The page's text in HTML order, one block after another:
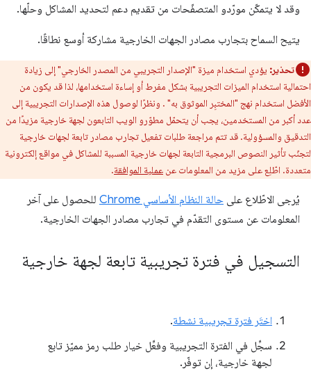
وقد لا يتمكّن مورّدو المتصفّحات من تقديم دعم لتحديد المشاكل وحلّها.
يتيح السماح بتجارب مصادر الجهات الخارجية مشاركة أوسع نطاقًا.
تحذير: يؤدي استخدام ميزة "الإصدار التجريبي من المصدر الخارجي" إلى زيادة
احتمالية استخدام الميزات التجريبية بشكل مفرط أو إساءة استخدامها، لذا قد يكون من
الأفضل استخدام نهج "المختبِر الموثوق به" . ونظرًا لوصول هذه الإصدارات التجريبية إلى
عدد أكبر من المستخدمين، يجب أن يتحمّل مطوّرو الويب التابعون لجهة خارجية مزيدًا من
التدقيق والمسؤولية. قد تتم مراجعة طلبات تفعيل تجارب مصادر تابعة لجهات خارجية
لتجنّب تأثير النصوص البرمجية التابعة لجهات خارجية المسببة للمشاكل في مواقع إلكترونية
متعددة. اطّلِع على مزيد من المعلومات عن عملية الموافقة.
يُرجى الاطّلاع على حالة النظام الأساسي Chrome
للحصول على آخر
المعلومات عن مستوى التقدّم في تجارب مصادر الجهات الخارجية.
التسجيل في فترة تجريبية تابعة لجهة خارجية
اختَر فترة تجريبية نشطة.
سجِّل في الفترة التجريبية وفعِّل خيار طلب رمز مميّز تابع
لجهة خارجية، إن توفّر.